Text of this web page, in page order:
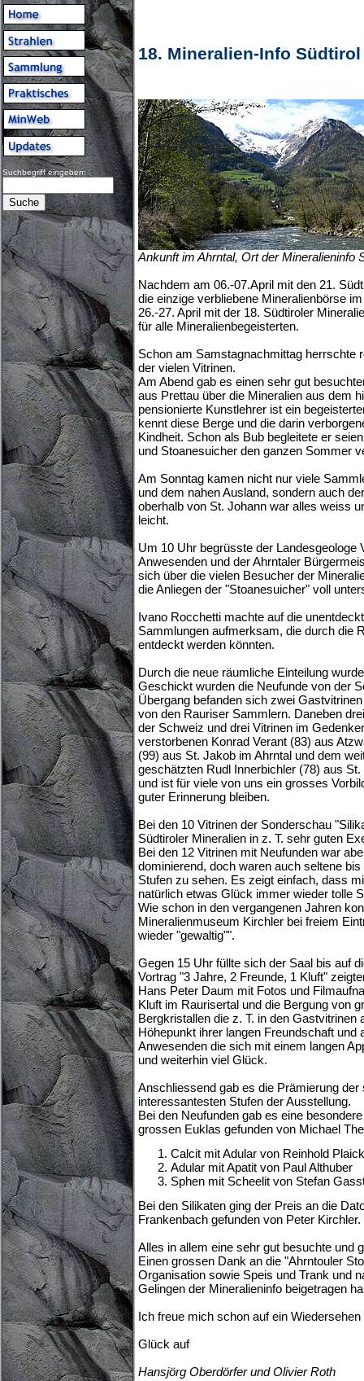
Suchbegriff eingeben:
18. Mineralien-Info
Ankunft im Ahrntal, Ort der Mineralieninfo
Nachdem am 06.-07.April mit den 21.
die einzige verbliebene Mineralienbörse
26.-27. April mit der 18. Südtiroler
für alle Mineralienbegeisterten.
Schon am Samstagnachmittag herrschte
der vielen Vitrinen.
Am Abend gab es einen sehr gut
aus Prettau über die Mineralien aus dem
pensionierte Kunstlehrer ist ein
kennt diese Berge und die darin
Kindheit. Schon als Bub begleitete er
und Stoanesuicher den ganzen Sommer
Am Sonntag kamen nicht nur viele
und dem nahen Ausland, sondern auch
oberhalb von St. Johann war alles weiss
leicht.
Um 10 Uhr begrüsste der Landesgeologe
Anwesenden und der Ahrntaler
sich über die vielen Besucher der
die Anliegen der "Stoanesuicher" voll
Ivano Rocchetti machte auf die
Sammlungen aufmerksam, die durch die
entdeckt werden könnten.
Durch die neue räumliche Einteilung
Geschickt wurden die Neufunde von der
Übergang befanden sich zwei
von den Rauriser Sammlern. Daneben
der Schweiz und drei Vitrinen im
verstorbenen Konrad Verant (83) aus
(99) aus St. Jakob im Ahrntal und dem
geschätzten Rudl Innerbichler (78) aus
und ist für viele von uns ein grosses
guter Erinnerung bleiben.
Bei den 10 Vitrinen der Sonderschau
Südtiroler Mineralien in z. T. sehr guten
Bei den 12 Vitrinen mit Neufunden war
dominierend, doch waren auch seltene
Stufen zu sehen. Es zeigt einfach, dass
natürlich etwas Glück immer wieder tolle
Wie schon in den vergangenen Jahren
Mineralienmuseum Kirchler bei freiem
wieder "gewaltig"".
Gegen 15 Uhr füllte sich der Saal bis auf
Vortrag "3 Jahre, 2 Freunde, 1 Kluft"
Hans Peter Daum mit Fotos und
Kluft im Raurisertal und die Bergung von
Bergkristallen die z. T. in den Gastvitrinen
Höhepunkt ihrer langen Freundschaft und
Anwesenden die sich mit einem langen
und weiterhin viel Glück.
Anschliessend gab es die Prämierung der
interessantesten Stufen der Ausstellung.
Bei den Neufunden gab es eine
grossen Euklas gefunden von Michael
Calcit mit Adular von Reinhold
Adular mit Apatit von Paul Althuber
Sphen mit Scheelit von Stefan
Bei den Silikaten ging der Preis an die
Frankenbach gefunden von Peter Kirchler.
Alles in allem eine sehr gut besuchte und
Einen grossen Dank an die "Ahrntouler
Organisation sowie Speis und Trank und
Gelingen der Mineralieninfo beigetragen
Ich freue mich schon auf ein
Glück auf
Hansjörg Oberdörfer und Olivier Roth